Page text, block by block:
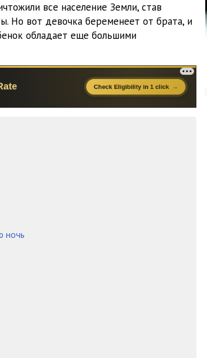
все население Земли, став
Но вот девочка беременеет от брата, и
обладает еще большими
ночь